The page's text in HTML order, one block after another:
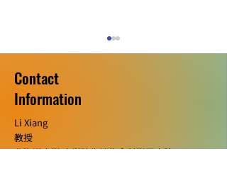
Dr. Carlos Lopez (Penn
Contact
​Information
Li Xiang
教授
北海道大学 大学院先端生命科学研究院